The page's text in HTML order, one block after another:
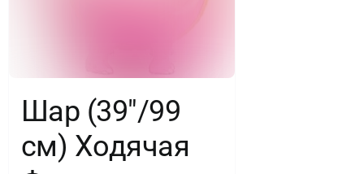
Шар (39″/99
см) Ходячая